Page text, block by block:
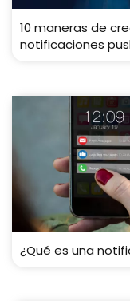
10 maneras de
notificaciones
¿Qué es una